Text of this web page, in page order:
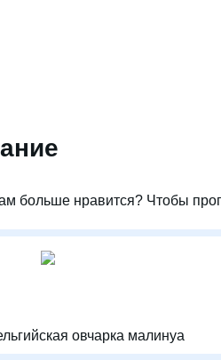
больше нравится? Чтобы
овчарка малинуа